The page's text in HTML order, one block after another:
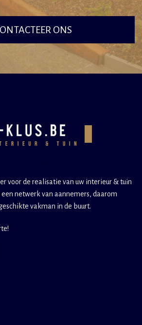
ONS
voor de realisatie van uw interieur & tuin
netwerk van aannemers, daarom
vakman in de buurt.